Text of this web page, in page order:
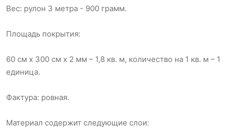
Вес: рулон 3 метра - 900 грамм.
Площадь покрытия:
60 см х 300 см х 2 мм – 1,8 кв. м, количество на 1 кв. м – 1
единица.
Фактура: ровная.
Материал содержит следующие слои: